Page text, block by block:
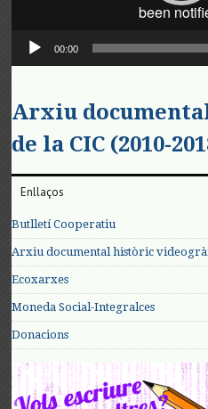
00:00
Arxiu
de la CIC (2010-
Enllaços
Butlletí Cooperatiu
Arxiu documental històric
Ecoxarxes
Moneda Social-Integralces
Donacions